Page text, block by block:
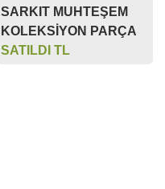
SARKIT MUHTEŞEM
KOLEKSİYON PARÇA
SATILDI TL